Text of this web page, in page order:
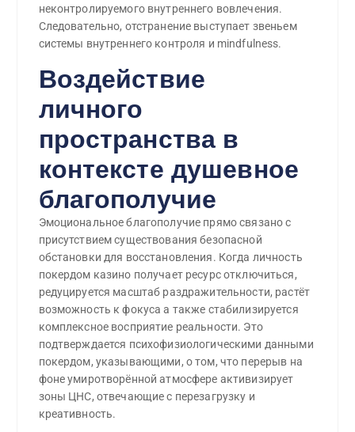
неконтролируемого внутреннего вовлечения.
Следовательно, отстранение выступает звеньем
системы внутреннего контроля и mindfulness.
Воздействие
личного
пространства в
контексте душевное
благополучие
Эмоциональное благополучие прямо связано с
присутствием существования безопасной
обстановки для восстановления. Когда личность
покердом казино получает ресурс отключиться,
редуцируется масштаб раздражительности, растёт
возможность к фокуса а также стабилизируется
комплексное восприятие реальности. Это
подтверждается психофизиологическими данными
покердом, указывающими, о том, что перерыв на
фоне умиротворённой атмосфере активизирует
зоны ЦНС, отвечающие с перезагрузку и
креативность.